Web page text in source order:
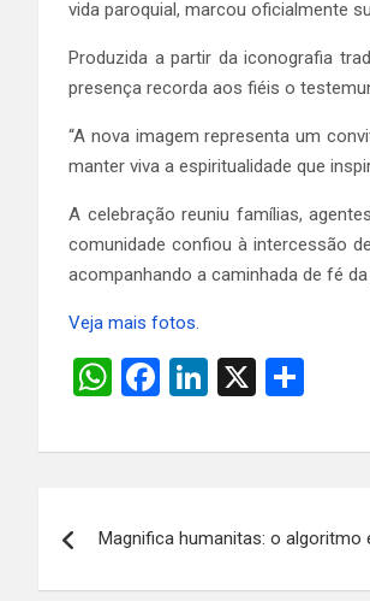
vida paroquial, marcou oficialmente
Produzida a partir da iconografia
presença recorda aos fiéis o
“A nova imagem representa um
manter viva a espiritualidade que
A celebração reuniu famílias,
comunidade confiou à intercessão
acompanhando a caminhada de fé da
Veja mais fotos.
W
at
A
F
ce
o
Li
ke
n
X
ar
de
Magnifica humanitas: o